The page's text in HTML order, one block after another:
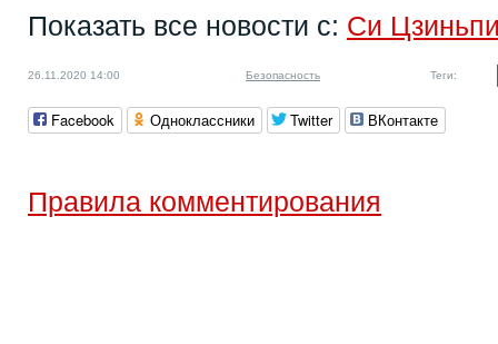
Показать все новости с: Си
26.11.2020 14:00 Безопасность Теги:
Facebook Одноклассники Twitter ВКонтакте
Правила комментирования